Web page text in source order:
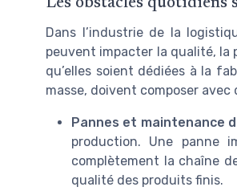
Les obstacles
Dans l’industrie de la
peuvent impacter la qualité,
qu’elles soient dédiées à la
masse, doivent composer
Pannes et maintenance
production. Une panne
complètement la chaîne
qualité des produits finis.